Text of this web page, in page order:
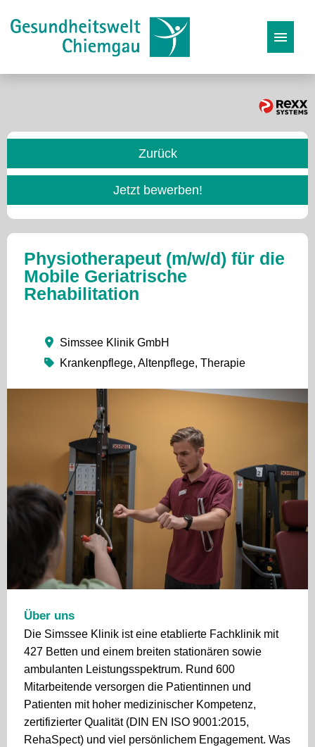
Karriereseite
Initiativbewerbung
Zurück
Jetzt bewerben!
Physiotherapeut (m/w/d) für die
Mobile Geriatrische
Rehabilitation
Simssee Klinik GmbH
Krankenpflege, Altenpflege, Therapie
Über uns
Die Simssee Klinik ist eine etablierte Fachklinik mit
427 Betten und einem breiten stationären sowie
ambulanten Leistungsspektrum. Rund 600
Mitarbeitende versorgen die Patientinnen und
Patienten mit hoher medizinischer Kompetenz,
zertifizierter Qualität (DIN EN ISO 9001:2015,
RehaSpect) und viel persönlichem Engagement. Was